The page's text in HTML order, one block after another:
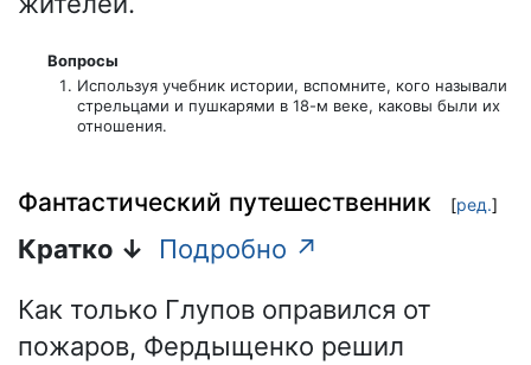
Вопросы
Используя учебник истории, вспомните, кого называли
стрельцами и пушкарями в 18-м веке, каковы были их
отношения.
Фантастический путешественник [ред.]
Кратко ↓
Подробно ↗
Как только Глупов оправился от
пожаров, Фердыщенко решил